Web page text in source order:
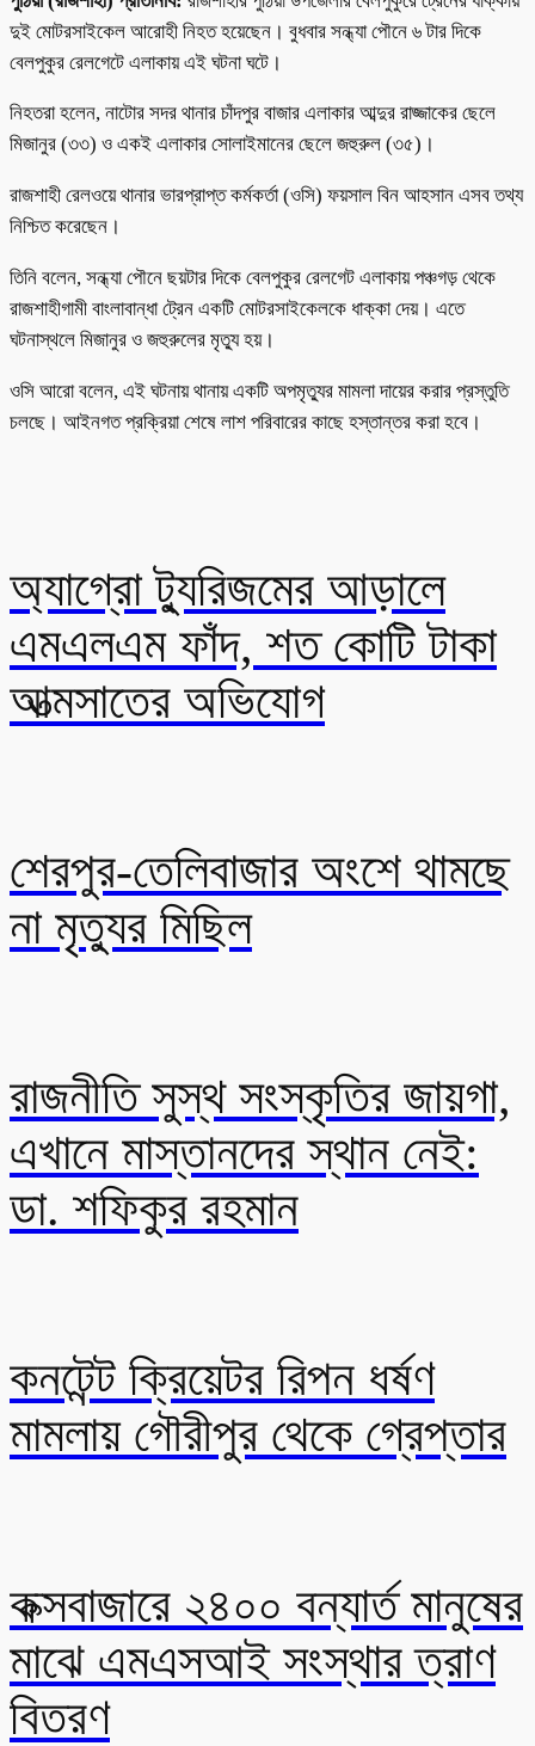
দুই মোটরসাইকেল আরোহী নিহত হয়েছেন। বুধবার সন্ধ্যা পৌনে ৬ টার দিকে
বেলপুকুর রেলগেটে এলাকায় এই ঘটনা ঘটে।
নিহতরা হলেন, নাটোর সদর থানার চাঁদপুর বাজার এলাকার আব্দুর রাজ্জাকের ছেলে
মিজানুর (৩৩) ও একই এলাকার সোলাইমানের ছেলে জহুরুল (৩৫)।
রাজশাহী রেলওয়ে থানার ভারপ্রাপ্ত কর্মকর্তা (ওসি) ফয়সাল বিন আহসান এসব তথ্য
নিশ্চিত করেছেন।
তিনি বলেন, সন্ধ্যা পৌনে ছয়টার দিকে বেলপুকুর রেলগেট এলাকায় পঞ্চগড় থেকে
রাজশাহীগামী বাংলাবান্ধা ট্রেন একটি মোটরসাইকেলকে ধাক্কা দেয়। এতে
ঘটনাস্থলে মিজানুর ও জহুরুলের মৃত্যু হয়।
ওসি আরো বলেন, এই ঘটনায় থানায় একটি অপমৃত্যুর মামলা দায়ের করার প্রস্তুতি
চলছে। আইনগত প্রক্রিয়া শেষে লাশ পরিবারের কাছে হস্তান্তর করা হবে।
অ্যাগ্রো ট্যুরিজমের আড়ালে
এমএলএম ফাঁদ, শত কোটি টাকা
আত্মসাতের অভিযোগ
শেরপুর-তেলিবাজার অংশে থামছে
না মৃত্যুর মিছিল
রাজনীতি সুস্থ সংস্কৃতির জায়গা,
এখানে মাস্তানদের স্থান নেই:
ডা. শফিকুর রহমান
কনটেন্ট ক্রিয়েটর রিপন ধর্ষণ
মামলায় গৌরীপুর থেকে গ্রেপ্তার
কক্সবাজারে ২৪০০ বন্যার্ত মানুষের
মাঝে এমএসআই সংস্থার ত্রাণ
বিতরণ